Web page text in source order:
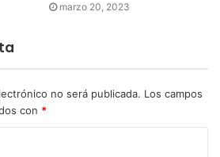
marzo 20, 2023
no será publicada. Los campos
con *